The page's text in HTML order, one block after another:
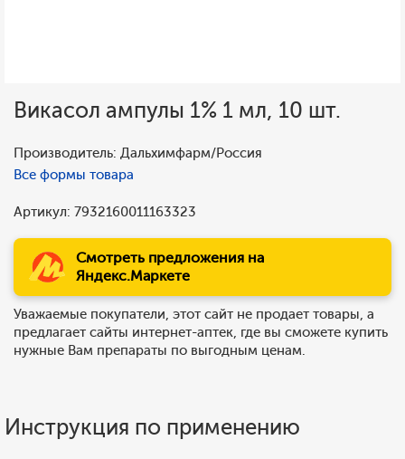
Викасол ампулы 1% 1 мл, 10 шт.
Производитель: Дальхимфарм/Россия
Все формы товара
Артикул: 7932160011163323
Смотреть предложения на
Яндекс.Маркете
Уважаемые покупатели, этот сайт не продает товары, а
предлагает сайты интернет-аптек, где вы сможете купить
нужные Вам препараты по выгодным ценам.
Инструкция по применению